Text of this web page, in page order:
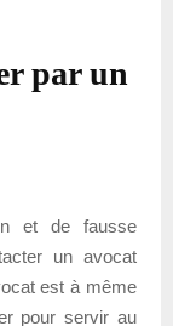
par un
et de fausse
un avocat
est à même
pour servir au